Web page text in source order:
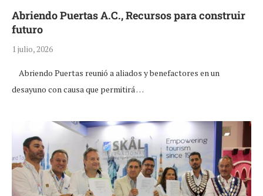
Abriendo Puertas A.C., Recursos para construir
futuro
1 julio, 2026
Abriendo Puertas reunió a aliados y benefactores en un
desayuno con causa que permitirá …